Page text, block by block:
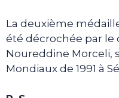
La deuxième
été décrochée par
Noureddine Morceli,
Mondiaux de 1991 à